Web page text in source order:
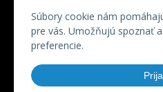
Súbory cookie nám
pre vás. Umožňujú spoznať
preferencie.
E-mail:
VŠETKO O
Obchodné